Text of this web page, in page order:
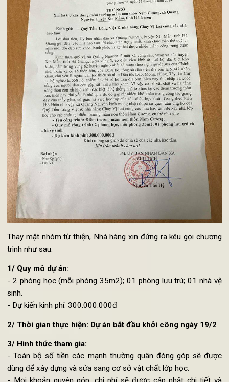
Thay mặt nhóm từ thiện, Nhà hàng xin đứng ra kêu gọi
- 2 phòng học (mỗi phòng 35m2); 01 phòng lưu trú; 01 nhà
sinh.
- Dự kiến kinh phí: 300.000.000đ